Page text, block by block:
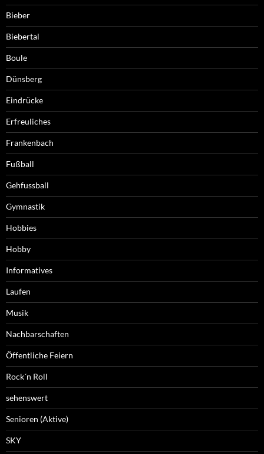
Bieber
Biebertal
Boule
Dünsberg
Eindrücke
Erfreuliches
Frankenbach
Fußball
Gehfussball
Gymnastik
Hobbies
Hobby
Informatives
Laufen
Musik
Nachbarschaften
Öffentliche Feiern
Rock´n Roll
sehenswert
Senioren (Aktive)
SKY